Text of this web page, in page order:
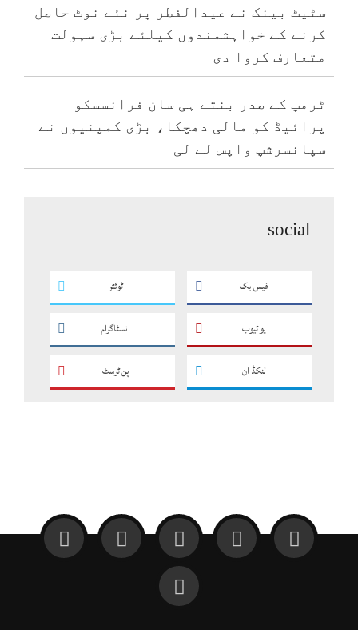
سٹیٹ بینک نے عیدالفطر پر نئے نوٹ حاصل
کرنے کے خواہشمندوں کیلئے بڑی سہولت
متعارف کروا دی
ٹرمپ کے صدر بنتے ہی سان فرانسسکو
پرائیڈ کو مالی دھچکا، بڑی کمپنیوں نے
سپانسرشپ واپس لے لی
social
فیس بک ٹوئٹر
یو ٹیوب انسٹاگرام
لنکڈ ان پن ٹرسٹ